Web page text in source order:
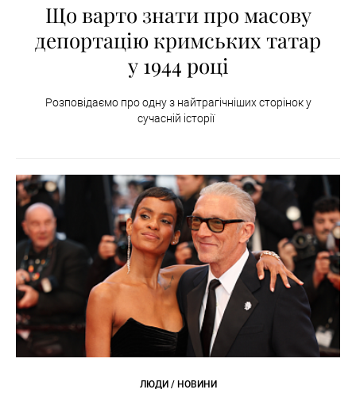
Що варто знати про масову
депортацію кримських татар
у 1944 році
Розповідаємо про одну з найтрагічніших сторінок у
сучасній історії
ЛЮДИ / НОВИНИ